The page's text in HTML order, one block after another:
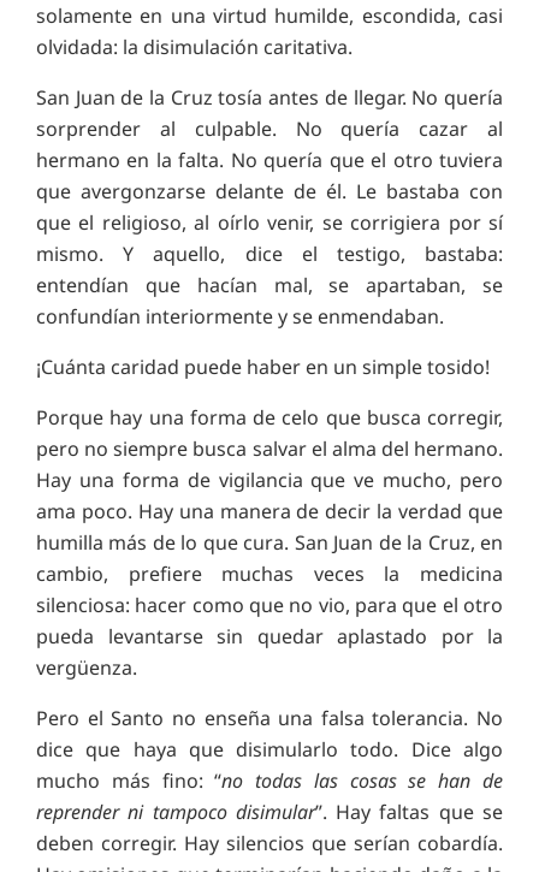
solamente en una virtud humilde, escondida, casi
olvidada: la disimulación caritativa.
San Juan de la Cruz tosía antes de llegar. No quería
sorprender al culpable. No quería cazar al
hermano en la falta. No quería que el otro tuviera
que avergonzarse delante de él. Le bastaba con
que el religioso, al oírlo venir, se corrigiera por sí
mismo. Y aquello, dice el testigo, bastaba:
entendían que hacían mal, se apartaban, se
confundían interiormente y se enmendaban.
¡Cuánta caridad puede haber en un simple tosido!
Porque hay una forma de celo que busca corregir,
pero no siempre busca salvar el alma del hermano.
Hay una forma de vigilancia que ve mucho, pero
ama poco. Hay una manera de decir la verdad que
humilla más de lo que cura. San Juan de la Cruz, en
cambio, prefiere muchas veces la medicina
silenciosa: hacer como que no vio, para que el otro
pueda levantarse sin quedar aplastado por la
vergüenza.
Pero el Santo no enseña una falsa tolerancia. No
dice que haya que disimularlo todo. Dice algo
mucho más fino: “no todas las cosas se han de
reprender ni tampoco disimular”. Hay faltas que se
deben corregir. Hay silencios que serían cobardía.